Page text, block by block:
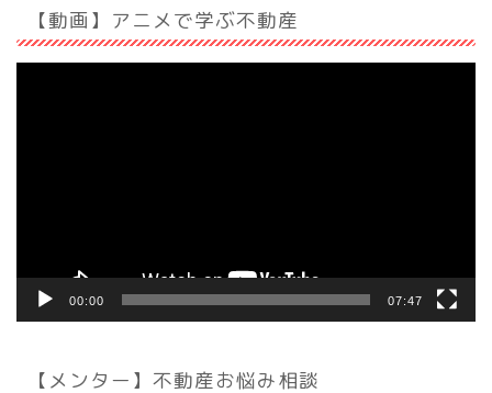
【動画】アニメで学ぶ不動産
00:00 07:47
【メンター】不動産お悩み相談